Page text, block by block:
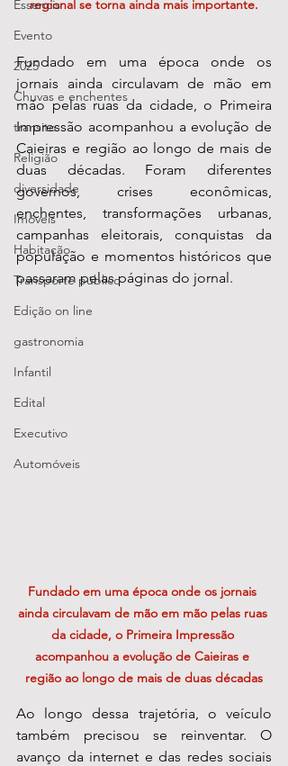
Essencis
Evento
2025
Chuvas e enchentes
transito
Religião
diversidade
Imóveis
Habitação
Transporte público
Edição on line
gastronomia
Infantil
Edital
Executivo
Automóveis
regional se torna ainda mais importante.
Fundado em uma época onde os
jornais ainda circulavam de mão em
mão pelas ruas da cidade, o Primeira
Impressão acompanhou a evolução de
Caieiras e região ao longo de mais de
duas décadas. Foram diferentes
governos, crises econômicas,
enchentes, transformações urbanas,
campanhas eleitorais, conquistas da
população e momentos históricos que
passaram pelas páginas do jornal.
Fundado em uma época onde os jornais
ainda circulavam de mão em mão pelas ruas
da cidade, o Primeira Impressão
acompanhou a evolução de Caieiras e
região ao longo de mais de duas décadas
Ao longo dessa trajetória, o veículo
também precisou se reinventar. O
avanço da internet e das redes sociais